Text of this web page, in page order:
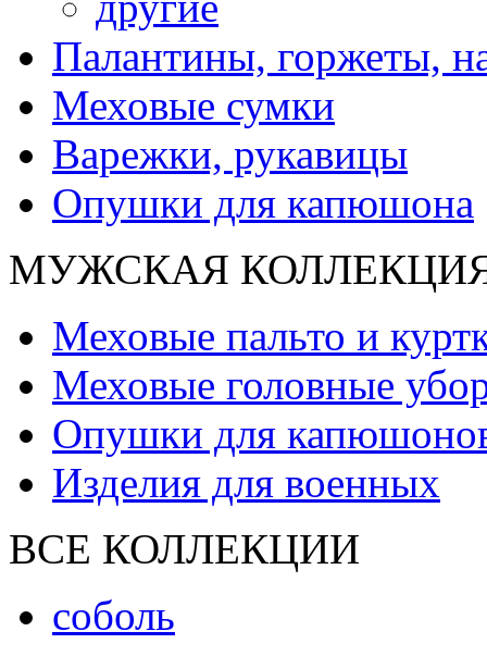
Палантины, горжеты,
Меховые сумки
Варежки, рукавицы
Опушки для капюшона
МУЖСКАЯ
Меховые пальто и
Меховые головные
Опушки для
Изделия для военных
ВСЕ КОЛЛЕКЦИИ
соболь